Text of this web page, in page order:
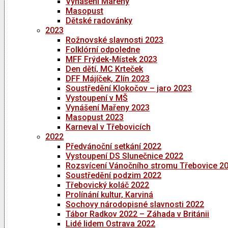
Masopust
Dětské radovánky
2023
Rožnovské slavnosti 2023
Folklórní odpoledne
MFF Frýdek-Místek 2023
Den dětí, MC Krteček
DFF Májíček, Zlín 2023
Soustředění Klokočov – jaro 2023
Vystoupení v MŠ
Vynášení Mařeny 2023
Masopust 2023
Karneval v Třebovicích
2022
Předvánoční setkání 2022
Vystoupení DS Slunečnice 2022
Rozsvícení Vánočního stromu Třebovice
Soustředění podzim 2022
Třebovický koláč 2022
Prolínání kultur, Karviná
Sochovy národopisné slavnosti 2022
Tábor Radkov 2022 – Záhada v Británii
Lidé lidem Ostrava 2022